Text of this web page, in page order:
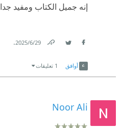
‏إنه جميل الكتاب ومفيد جدا
29‏/6‏/2025
.
أوافق 1 تعليقات
Noor Ali